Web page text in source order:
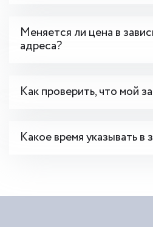
Меняется ли цена в
адреса?
Как проверить, что мой
Какое время указывать в